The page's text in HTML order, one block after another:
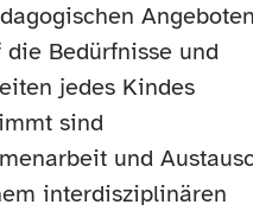
Bedürfnisse und
jedes Kindes
sind
und
interdisziplinären